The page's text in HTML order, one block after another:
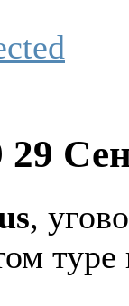
29
,
туре